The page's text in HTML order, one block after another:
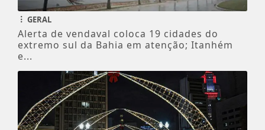
GERAL
Alerta de vendaval coloca 19 cidades do
extremo sul da Bahia em atenção; Itanhém
e...